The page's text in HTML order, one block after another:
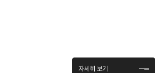
자세히 보기